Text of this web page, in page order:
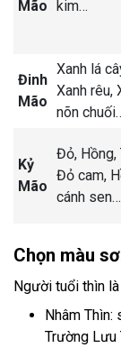
Mão kim…
Đinh
Mão
Xanh lá
Xanh rêu,
nõn chuối
Kỷ
Mão
Đỏ, Hồng,
Đỏ cam,
cánh sen…
Chọn màu
Người tuổi thìn
Nhâm Thìn:
Trường Lưu